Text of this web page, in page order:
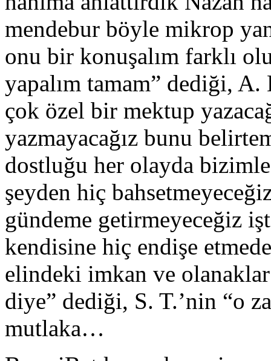
mendebur böyle mikrop
onu bir konuşalım farklı
yapalım tamam” dediği,
çok özel bir mektup
yazmayacağız bunu
dostluğu her olayda
şeyden hiç
gündeme getirmeyeceğiz
kendisine hiç endişe
elindeki imkan ve
diye” dediği, S. T.’nin “o
mutlaka…